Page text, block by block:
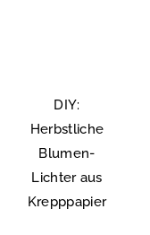
DIY:
Herbstliche
Blumen-
Lichter aus
Krepppapier